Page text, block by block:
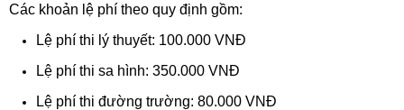
Các khoản lệ phí theo quy định gồm:
Lệ phí thi lý thuyết: 100.000 VNĐ
Lệ phí thi sa hình: 350.000 VNĐ
Lệ phí thi đường trường: 80.000 VNĐ